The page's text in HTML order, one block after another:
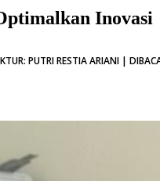
Inovasi
PUTRI RESTIA ARIANI |